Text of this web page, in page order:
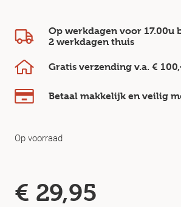
Op werkdagen voor 17.00u
2 werkdagen thuis
Gratis verzending v.a. €
Betaal makkelijk en veilig
Op voorraad
€ 29,95